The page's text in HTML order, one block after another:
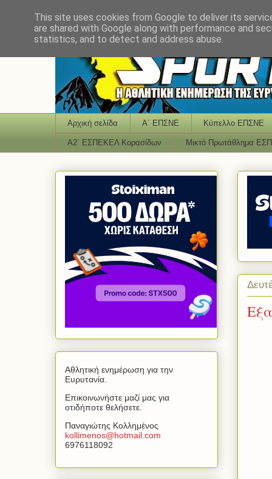
Αρχική σελίδα Α΄ ΕΠΣΝΕ Κύπελλο ΕΠΣΝΕ
Α2΄ ΕΣΠΕΚΕΛ Κορασίδων Μικτό Πρωτάθλημα
Αθλητική ενημέρωση για την
Ευρυτανία.
Επικοινωνήστε μαζί μας για
οτιδήποτε θελήσετε.
Παναγιώτης Κολλημένος
kollimenos@hotmail com
6976118092
This site uses cookies from Google to deliver its
are shared with Google along with performance and
statistics, and to detect and address abuse.